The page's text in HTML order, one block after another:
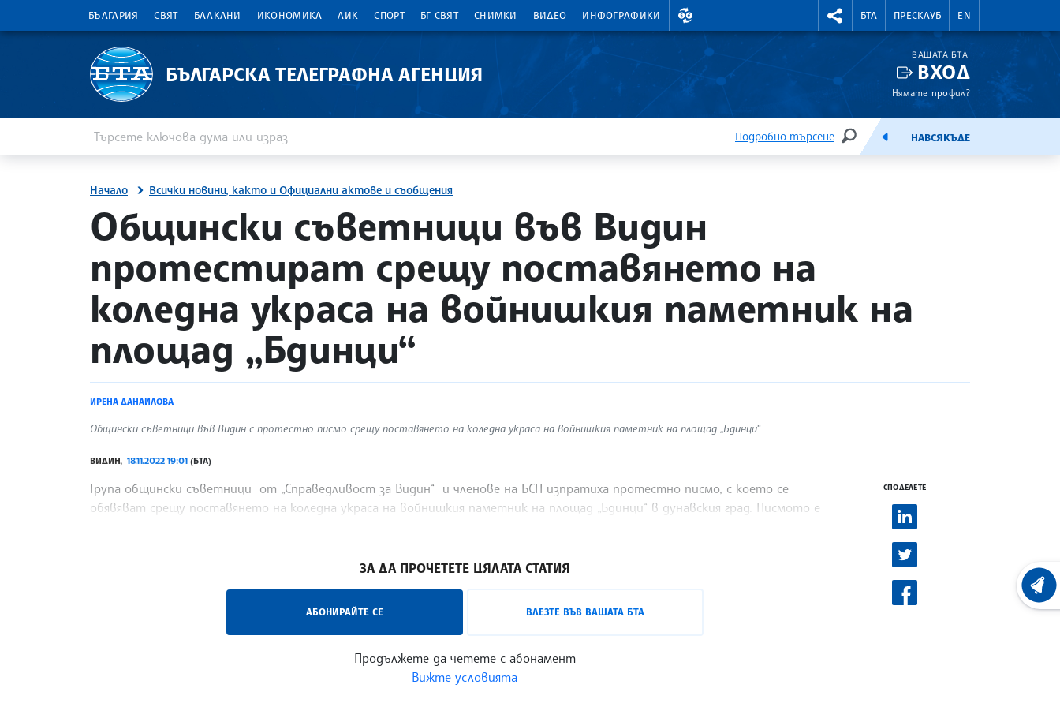
БЪЛГАРИЯ СВЯТ БАЛКАНИ ИКОНОМИКА ЛИК СПОРТ БГ СВЯТ СНИМКИ ВИДЕО ИНФОГРАФИКИ
ВАЛУТНИ КУРСОВЕ RIGHTMENU.SOCIAL
БТА ПРЕСКЛУБ EN
БЪЛГАРСКА ТЕЛЕГРАФНА АГЕНЦИЯ
ВАШАТА БТА
ВХОД
Нямате профил?
Подробно търсене
ТЪРСЕНЕЕМИСИЯНАВСЯКЪДЕ
Начало Всички новини, както и Официални актове и съобщения
site.bta
Общински съветници във Видин
протестират срещу поставянето на
коледна украса на войнишкия паметник на
площад „Бдинци“
ИРЕНА ДАНАИЛОВА
Общински съветници във Видин с протестно писмо срещу поставянето на коледна украса на войнишкия паметник на площад „Бдинци“
ВИДИН, 18.11.2022 19:01 (БТА)
Група общински съветници от „Справедливост за Видин“ и членове на БСП изпратиха протестно писмо, с което се
обявяват срещу поставянето на коледна украса на войнишкия паметник на площад „Бдинци“ в дунавския град. Писмото е
ЗА ДА ПРОЧЕТЕТЕ ЦЯЛАТА СТАТИЯ
АБОНИРАЙТЕ СЕ ВЛЕЗТЕ ВЪВ ВАШАТА БТА
Продължете да четете с абонамент
Вижте условията
СПОДЕЛЕТЕ